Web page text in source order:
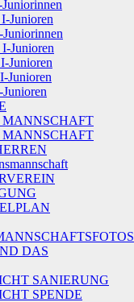
Junioren
Junioren
Junioren
Junioren
MANNSCHAFT
MANNSCHAFT
DAS
SANIERUNG
SPENDE